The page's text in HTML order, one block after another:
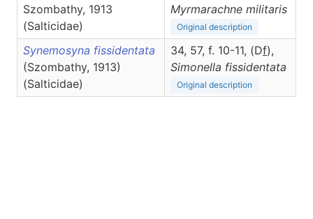
Szombathy, 1913
(Salticidae)
Myrmarachne militaris
Original description
Synemosyna fissidentata
(Szombathy, 1913)
(Salticidae)
34, 57, f. 10-11, (Df),
Simonella fissidentata
Original description